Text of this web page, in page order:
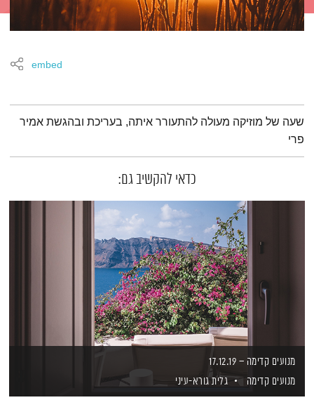
embed
תמצית הפודקאסט
שעה של מוזיקה מעולה להתעורר איתה, בעריכת ובהגשת אמיר
פרי
כדאי להקשיב גם:
מנועים קדימה – 17.12.19
מנועים קדימה
גלית גורא-עיני